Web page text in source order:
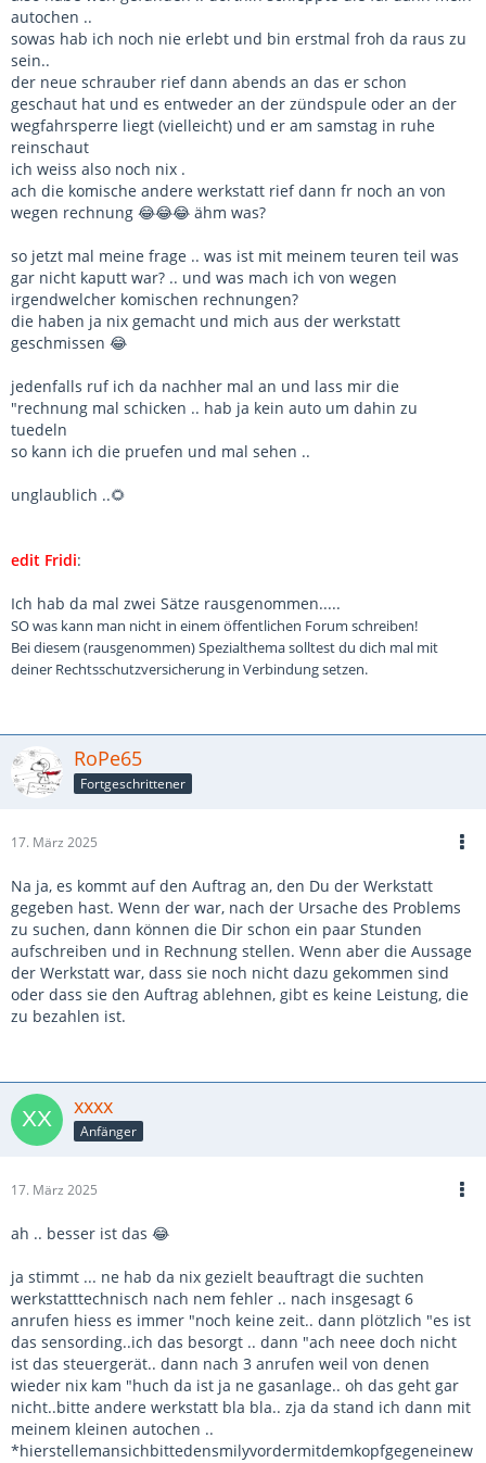
autochen ..
sowas hab ich noch nie erlebt und bin erstmal froh da raus zu
sein..
der neue schrauber rief dann abends an das er schon
geschaut hat und es entweder an der zündspule oder an der
wegfahrsperre liegt (vielleicht) und er am samstag in ruhe
reinschaut
ich weiss also noch nix .
ach die komische andere werkstatt rief dann fr noch an von
wegen rechnung 😂😂😂 ähm was?
so jetzt mal meine frage .. was ist mit meinem teuren teil was
gar nicht kaputt war? .. und was mach ich von wegen
irgendwelcher komischen rechnungen?
die haben ja nix gemacht und mich aus der werkstatt
geschmissen 😂
jedenfalls ruf ich da nachher mal an und lass mir die
"rechnung mal schicken .. hab ja kein auto um dahin zu
tuedeln
so kann ich die pruefen und mal sehen ..
unglaublich ..🌻
edit Fridi:
Ich hab da mal zwei Sätze rausgenommen.....
SO was kann man nicht in einem öffentlichen Forum schreiben!
Bei diesem (rausgenommen) Spezialthema solltest du dich mal mit
deiner Rechtsschutzversicherung in Verbindung setzen.
RoPe65
Fortgeschrittener
17. März 2025
Na ja, es kommt auf den Auftrag an, den Du der Werkstatt
gegeben hast. Wenn der war, nach der Ursache des Problems
zu suchen, dann können die Dir schon ein paar Stunden
aufschreiben und in Rechnung stellen. Wenn aber die Aussage
der Werkstatt war, dass sie noch nicht dazu gekommen sind
oder dass sie den Auftrag ablehnen, gibt es keine Leistung, die
zu bezahlen ist.
xxxx
Anfänger
17. März 2025
ah .. besser ist das 😂
ja stimmt ... ne hab da nix gezielt beauftragt die suchten
werkstatttechnisch nach nem fehler .. nach insgesagt 6
anrufen hiess es immer "noch keine zeit.. dann plötzlich "es ist
das sensording..ich das besorgt .. dann "ach neee doch nicht
ist das steuergerät.. dann nach 3 anrufen weil von denen
wieder nix kam "huch da ist ja ne gasanlage.. oh das geht gar
nicht..bitte andere werkstatt bla bla.. zja da stand ich dann mit
meinem kleinen autochen ..
*hierstellemansichbittedensmilyvordermitdemkopfgegeneinew